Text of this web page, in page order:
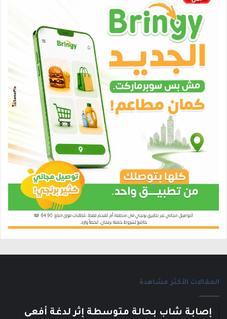
المقالات الأكثر مشاهدة
إصابة شاب بحالة متوسطة إثر لدغة أفعى